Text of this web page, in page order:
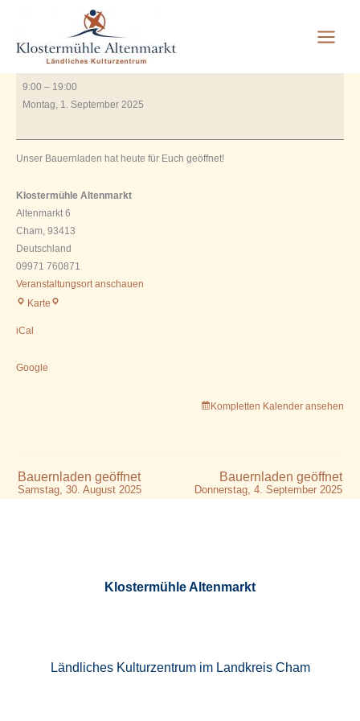
springen
Bauernladen geöffnet
VonRauscher_2606/Juli 3, 2023
9:00 – 19:00
Montag, 1. September 2025
Unser Bauernladen hat heute für Euch geöffnet!
Klostermühle Altenmarkt
Altenmarkt 6
Cham, 93413
Deutschland
09971 760871
Veranstaltungsort anschauen
Karte Klostermühle
iCal
Google
Kompletten Kalender ansehen
Bauernladen geöffnet
Samstag, 30. August 2025
Bauernladen geöffnet
Donnerstag, 4. September 2025
Klostermühle Altenmarkt
Ländliches Kulturzentrum im Landkreis Cham